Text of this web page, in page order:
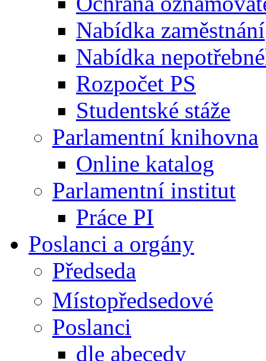
Nabídka zaměstnání
Nabídka
Rozpočet PS
Studentské stáže
Parlamentní knihovna
Online katalog
Parlamentní institut
Práce PI
Poslanci a orgány
Předseda
Místopředsedové
Poslanci
dle abecedy